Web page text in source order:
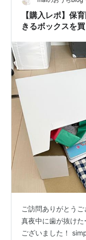
ですよ…
【購入レポ】保
きるボックスを
ご訪問ありがとうご
真夜中に歯が抜け
ございました！